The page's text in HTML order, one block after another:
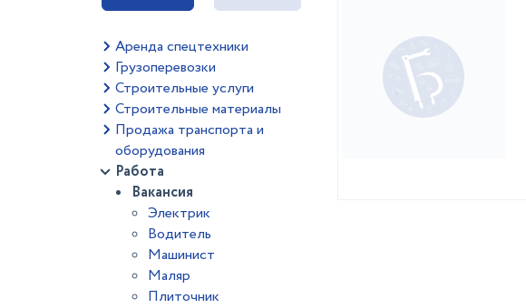
Аренда спецтехники
Грузоперевозки
Строительные услуги
Строительные материалы
Продажа транспорта и
оборудования
Работа
Вакансия
Электрик
Водитель
Машинист
Маляр
Плиточник